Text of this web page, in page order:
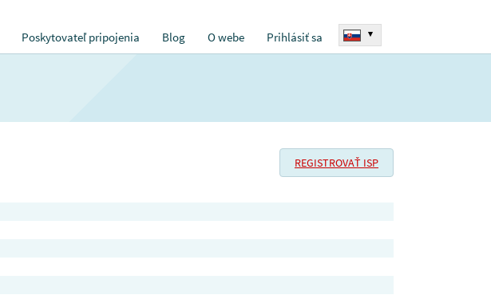
Poskytovateľ pripojenia Blog O webe Prihlásiť sa ▾
REGISTROVAŤ ISP